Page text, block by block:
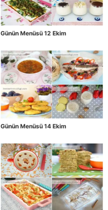
Günün Menüsü 12 Ekim
Günün Menüsü 14 Ekim